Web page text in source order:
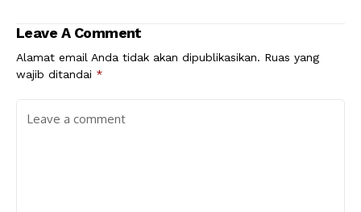
Leave A Comment
Alamat email Anda tidak akan dipublikasikan. Ruas yang
wajib ditandai *